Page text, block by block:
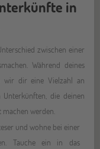
in
zwischen einer
Während deines
wir dir eine Vielzahl an
die deinen
werden.
und wohne bei einer
Tauche ein in das